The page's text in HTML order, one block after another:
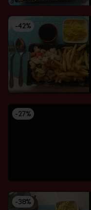
-42%
-27%
-38%